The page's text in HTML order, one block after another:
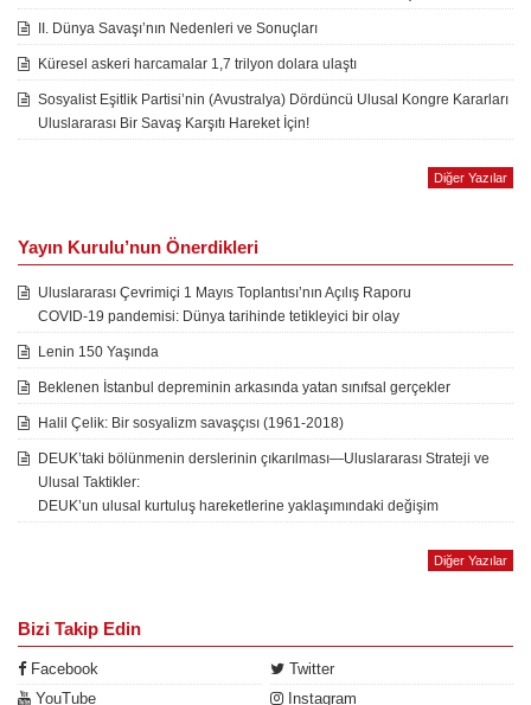
II. Dünya Savaşı’nın Nedenleri ve Sonuçları
Küresel askeri harcamalar 1,7 trilyon dolara ulaştı
Sosyalist Eşitlik Partisi’nin (Avustralya) Dördüncü Ulusal Kongre Kararları
Uluslararası Bir Savaş Karşıtı Hareket İçin!
Diğer Yazılar
Yayın Kurulu’nun Önerdikleri
Uluslararası Çevrimiçi 1 Mayıs Toplantısı’nın Açılış Raporu
COVID-19 pandemisi: Dünya tarihinde tetikleyici bir olay
Lenin 150 Yaşında
Beklenen İstanbul depreminin arkasında yatan sınıfsal gerçekler
Halil Çelik: Bir sosyalizm savaşçısı (1961-2018)
DEUK’taki bölünmenin derslerinin çıkarılması—Uluslararası Strateji ve
Ulusal Taktikler:
DEUK’un ulusal kurtuluş hareketlerine yaklaşımındaki değişim
Diğer Yazılar
Bizi Takip Edin
Facebook
Twitter
YouTube
Instagram